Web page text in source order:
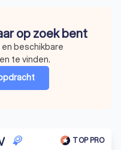
op zoek bent
beschikbare
te vinden.
TOP PRO